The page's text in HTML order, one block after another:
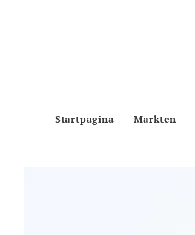
Startpagina Markten